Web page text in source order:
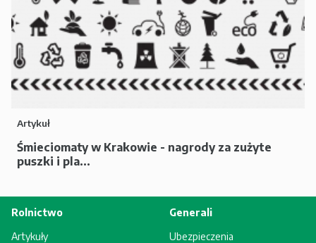
Artykuł
Śmieciomaty w Krakowie - nagrody za zużyte
puszki i pla...
Rolnictwo
Artykuły
Generali
Ubezpieczenia